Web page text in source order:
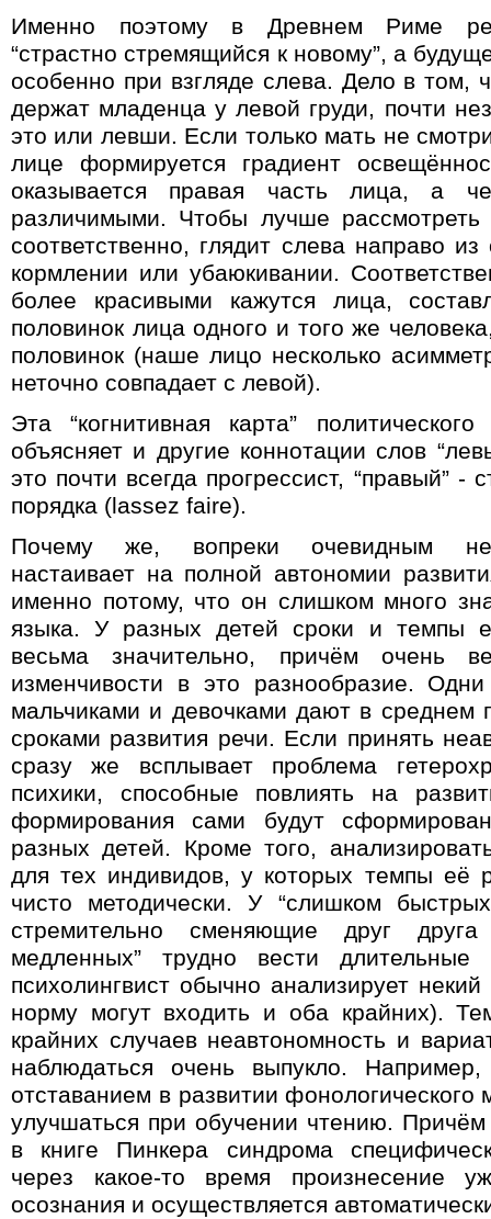
Именно поэтому в Древнем Риме
“страстно стремящийся к новому”, а
особенно при взгляде слева. Дело в том,
держат младенца у левой груди, почти
это или левши. Если только мать не
лице формируется градиент
оказывается правая часть лица, а
различимыми. Чтобы лучше
соответственно, глядит слева направо
кормлении или убаюкивании.
более красивыми кажутся лица,
половинок лица одного и того же
половинок (наше лицо несколько
неточно совпадает с левой).
Эта “когнитивная карта”
объясняет и другие коннотации слов
это почти всегда прогрессист, “правый” -
порядка (lassez faire).
Почему же, вопреки очевидным
настаивает на полной автономии
именно потому, что он слишком много
языка. У разных детей сроки и темпы
весьма значительно, причём очень
изменчивости в это разнообразие.
мальчиками и девочками дают в среднем
сроками развития речи. Если принять
сразу же всплывает проблема
психики, способные повлиять на
формирования сами будут
разных детей. Кроме того,
для тех индивидов, у которых темпы её
чисто методически. У “слишком
стремительно сменяющие друг
медленных” трудно вести
психолингвист обычно анализирует
норму могут входить и оба крайних).
крайних случаев неавтономность и
наблюдаться очень выпукло.
отставанием в развитии фонологического
улучшаться при обучении чтению. Причём
в книге Пинкера синдрома
через какое-то время произнесение
осознания и осуществляется